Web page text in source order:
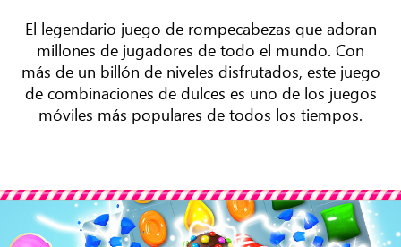
El legendario juego de rompecabezas que adoran
millones de jugadores de todo el mundo. Con
más de un billón de niveles disfrutados, este juego
de combinaciones de dulces es uno de los juegos
móviles más populares de todos los tiempos.